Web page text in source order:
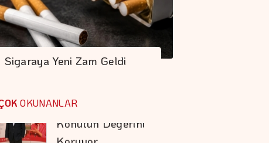
Sigaraya Yeni Zam Geldi
OKUNANLAR
Kullanıyor
Otomotiv İhracatı
Temmuzda 3,6
Milyar Dolar Oldu
Koruyor
COP31 Süreci, İş